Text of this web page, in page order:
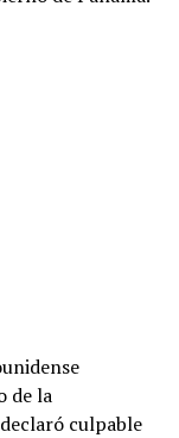
de la
culpable